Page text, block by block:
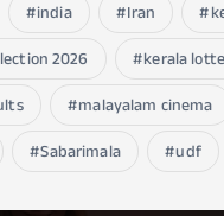
india Iran
2026
kerala
malayalam cinema
Sabarimala udf